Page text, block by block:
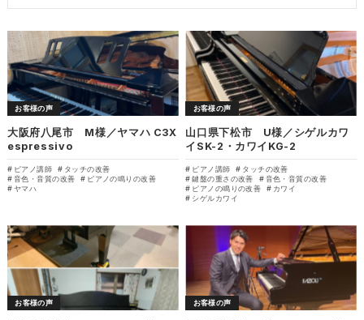
お客様の声
大阪府八尾市 M様／ヤマハ C3X
espressivo
ピアノ講師
タッチの改善
音色・音質の改善
ピアノの鳴りの改善
ヤマハ
お客様の声
山口県下松市 U様／シゲルカワ
イSK-2・カワイKG-2
ピアノ講師
タッチの改善
鍵盤の重さの改善
音色・音質の改善
ピアノの鳴りの改善
カワイ
シゲルカワイ
お客様の声 お客様の声